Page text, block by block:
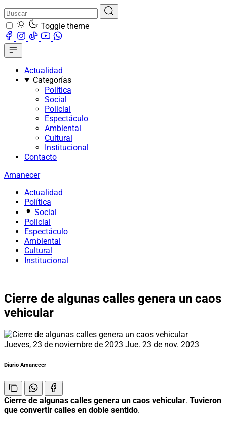
Toggle theme
Actualidad
Categorías
Política
Social
Policial
Espectáculo
Ambiental
Cultural
Institucional
Contacto
Amanecer
Actualidad
Política
Social
Policial
Espectáculo
Ambiental
Cultural
Institucional
Cierre de algunas calles genera un caos
vehicular
Jueves, 23 de noviembre de 2023 Jue. 23 de nov. 2023
Diario Amanecer
Cierre de algunas calles genera un caos vehicular. Tuvieron
que convertir calles en doble sentido.